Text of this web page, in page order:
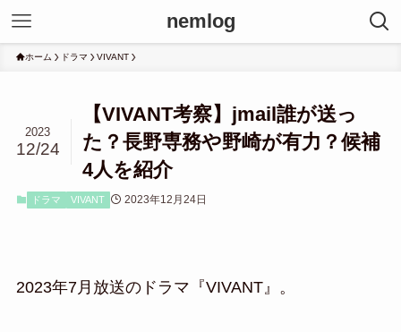
nemlog
ホーム ドラマ VIVANT
【VIVANT考察】jmail誰が送っ
た？長野専務や野崎が有力？候補
4人を紹介
2023
12/24
ドラマ VIVANT 2023年12月24日
2023年7月放送のドラマ『VIVANT』。